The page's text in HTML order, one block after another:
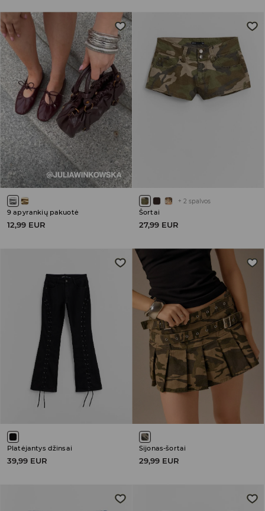
9 apyrankių pakuotė
12,99 EUR
+ 2 spalvos
Šortai
27,99 EUR
Platėjantys džinsai
39,99 EUR
Sijonas-šortai
29,99 EUR